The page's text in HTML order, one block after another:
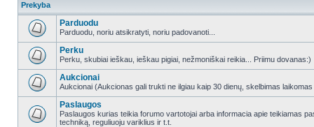
Prekyba
Parduodu
Parduodu, noriu atsikratyti, noriu padovanoti...
Perku
Perku, skubiai ieškau, ieškau pigiai, nežmoniškai reikia... Priimu dovanas:)
Aukcionai
Aukcionai (Aukcionas gali trukti ne ilgiau kaip 30 dienų, skelbimas
Paslaugos
Paslaugos kurias teikia forumo vartotojai arba informacia apie teikiamas
techniką, reguliuoju variklius ir t.t.